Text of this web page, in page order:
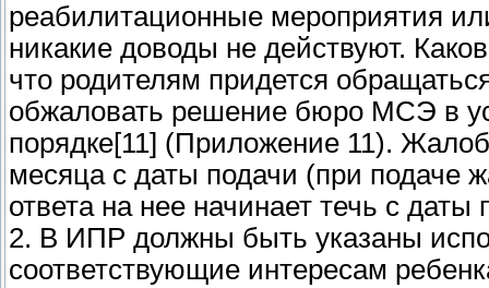
реабилитационные мероприятия
никакие доводы не действуют.
что родителям придется
обжаловать решение бюро МСЭ в
порядке[11] (Приложение 11).
месяца с даты подачи (при подаче
ответа на нее начинает течь с
2. В ИПР должны быть указаны
соответствующие интересам